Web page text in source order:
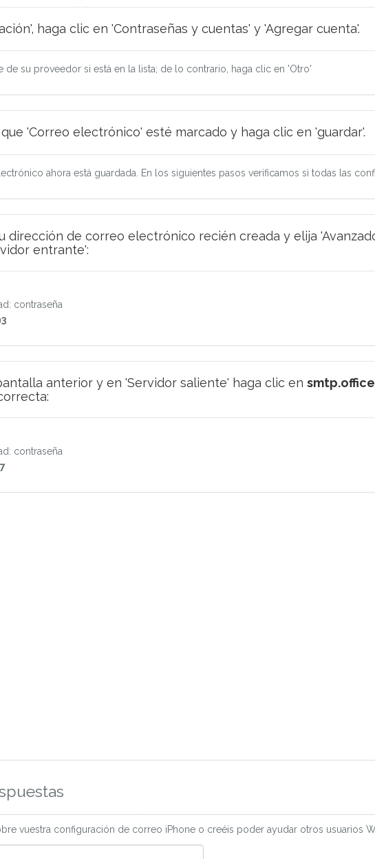
haga clic en 'Contraseñas y cuentas' y 'Agregar cuenta'.
de su proveedor si está en la lista; de lo contrario, haga clic en 'Otro'
'Correo electrónico' esté marcado y haga clic en 'guardar'.
ahora está guardada. En los siguientes pasos verificamos si todas las
dirección de correo electrónico recién creada y elija
entrante':
contraseña
anterior y en 'Servidor saliente' haga clic en
contraseña
vuestra configuración de correo iPhone o creéis poder ayudar otros usuarios